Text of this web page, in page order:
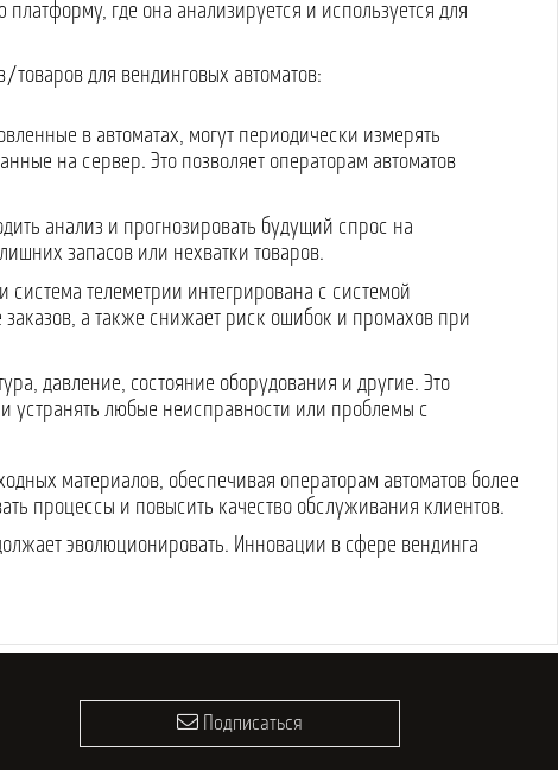
где она анализируется и используется для
товаров для вендинговых автоматов:
в автоматах, могут периодически измерять
на сервер. Это позволяет операторам автоматов
анализ и прогнозировать будущий спрос на
запасов или нехватки товаров.
телеметрии интегрирована с системой
а также снижает риск ошибок и промахов при
давление, состояние оборудования и другие. Это
устранять любые неисправности или проблемы с
материалов, обеспечивая операторам автоматов более
процессы и повысить качество обслуживания клиентов.
эволюционировать. Инновации в сфере вендинга
Подписаться